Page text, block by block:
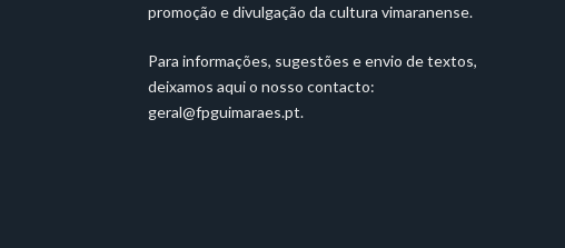
promoção e divulgação da cultura vimaranense.
Para informações, sugestões e envio de textos,
deixamos aqui o nosso contacto:
geral@fpguimaraes.pt.